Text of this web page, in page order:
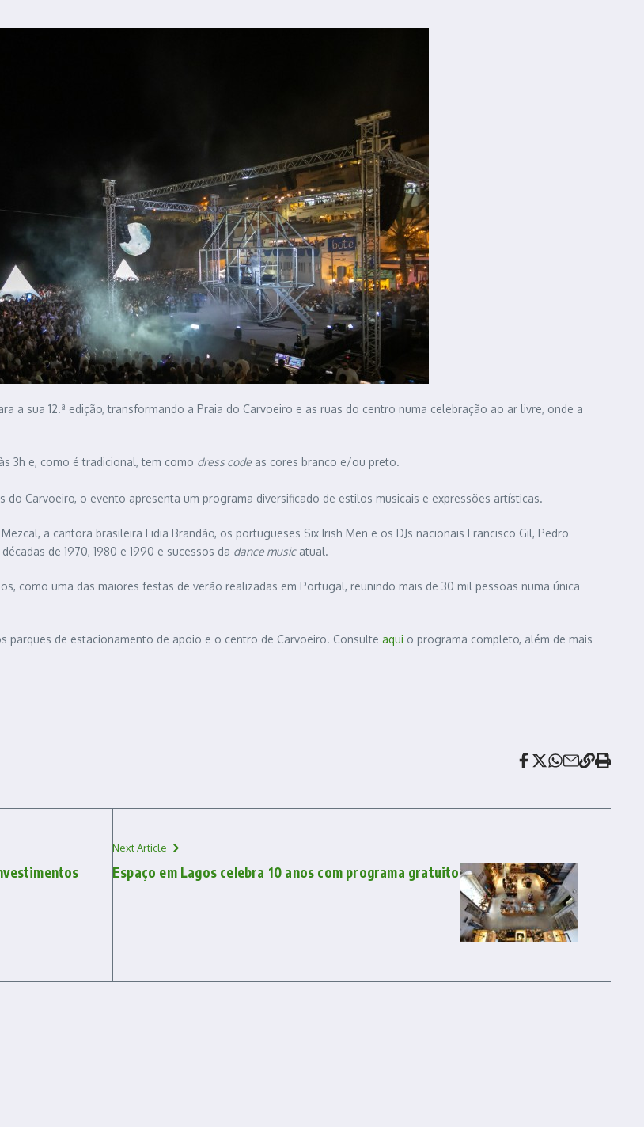
a sua 12.ª edição, transformando a Praia do Carvoeiro e as ruas do centro numa celebração ao ar livre, onde a
3h e, como é tradicional, tem como dress code as cores branco e/ou preto.
Carvoeiro, o evento apresenta um programa diversificado de estilos musicais e expressões artísticas.
a cantora brasileira Lidia Brandão, os portugueses Six Irish Men e os DJs nacionais Francisco Gil, Pedro
de 1970, 1980 e 1990 e sucessos da dance musicatual.
como uma das maiores festas de verão realizadas em Portugal, reunindo mais de 30 mil pessoas numa única
de estacionamento de apoio e o centro de Carvoeiro. Consulte aqui o programa completo, além de mais
Next Article
Espaço em Lagos celebra 10 anos com programa gratuito